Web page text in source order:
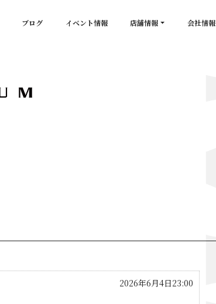
ブログ イベント情報 店舗情報 会社情報
2026年6月4日23:00